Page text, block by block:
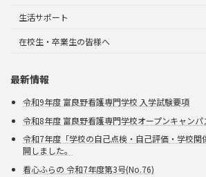
生活サポート
在校生・卒業生の皆様へ
最新情報
令和9年度 富良野看護専門学校 入学試験要項
令和8年度 富良野看護専門学校オープンキャンパ
令和7年度「学校の自己点検・自己評価・学校関
開しました。
看心ふらの 令和7年度第3号(No.76)